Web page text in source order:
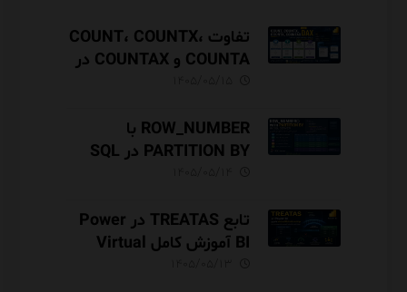
تفاوت COUNT، COUNTX،
COUNTA و COUNTAX در
ROW_NUMBER با
PARTITION BY در SQL
تابع TREATAS در Power
BI آموزش کامل Virtual